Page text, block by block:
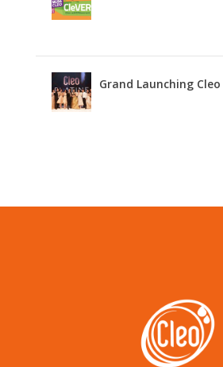
Grand Launching